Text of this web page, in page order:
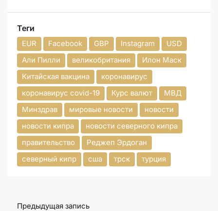
Теги
EUR Facebook GBP Instagram
USD
Али Пилли
великобритания
Илон Маск
Китайская вакцина
коронавирус
коронавирус covid-19
Курс валют
МВД
Минздрав
мировые новости
новости
новости кипра
новости северного кипра
правительство
Реджеп Эрдоган
северный кипр
сша трск турция
Предыдущая запись